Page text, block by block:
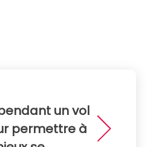
un vol
permettre à